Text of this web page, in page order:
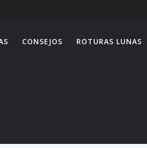
CONSEJOS ROTURAS LUNAS